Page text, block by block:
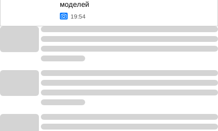
моделей
19:54